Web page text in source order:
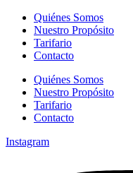
Quiénes Somos
Nuestro Propósito
Tarifario
Contacto
Quiénes Somos
Nuestro Propósito
Tarifario
Contacto
Instagram